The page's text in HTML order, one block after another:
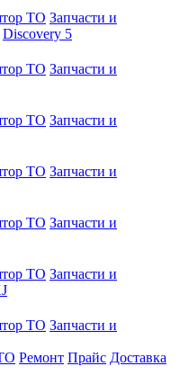
ТО Запчасти и
Discovery 5
ТО Запчасти и
ТО Запчасти и
ТО Запчасти и
ТО Запчасти и
ТО Запчасти и
ТО Запчасти и
Ремонт Прайс Доставка